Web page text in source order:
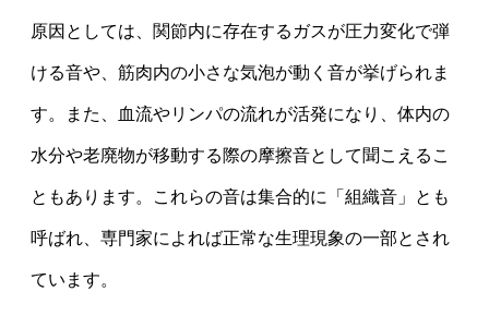
原因としては、関節内に存在するガスが圧力変化で弾
ける音や、筋肉内の小さな気泡が動く音が挙げられま
す。また、血流やリンパの流れが活発になり、体内の
水分や老廃物が移動する際の摩擦音として聞こえるこ
ともあります。これらの音は集合的に「組織音」とも
呼ばれ、専門家によれば正常な生理現象の一部とされ
ています。